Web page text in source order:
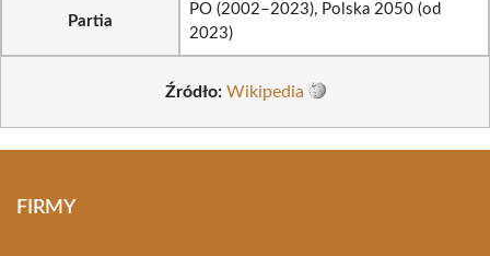
Partia
PO (2002–2023), Polska 2050 (od
2023)
Źródło: Wikipedia
FIRMY